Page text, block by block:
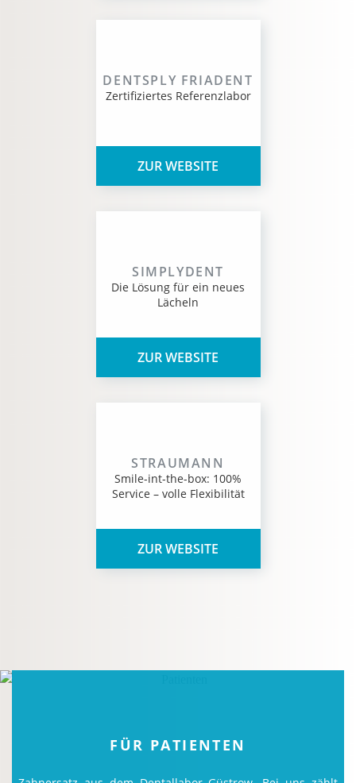
DENTSPLY FRIADENT
Zertifiziertes Referenzlabor
ZUR WEBSITE
SIMPLYDENT
Die Lösung für ein neues
Lächeln
ZUR WEBSITE
STRAUMANN
Smile-int-the-box: 100%
Service – volle Flexibilität
ZUR WEBSITE
FÜR PATIENTEN